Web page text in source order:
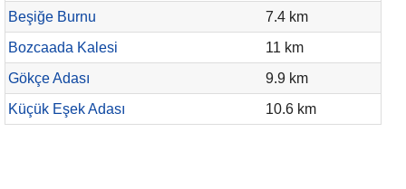
Beşiğe Burnu
7.4 km
Bozcaada Kalesi
11 km
Gökçe Adası
9.9 km
Küçük Eşek Adası
10.6 km